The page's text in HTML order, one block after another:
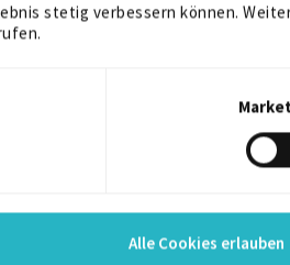
stetig verbessern können.
Alle Cookies erlauben
Ingenieure,
IT R&D Professionals
Weitere IT-
Sie suchen Freelancer?